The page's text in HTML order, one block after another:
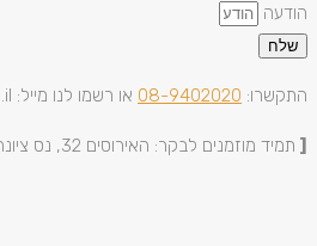
הודעה
שלח
התקשרו: 08-9402020 או רשמו לנו מייל: office@vitrage.co.il
[ תמיד מוזמנים לבקר: האירוסים 32, נס ציונה